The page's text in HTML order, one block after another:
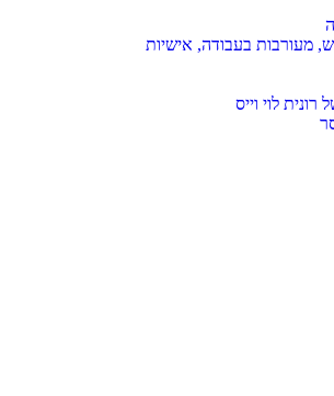
מעורבות בעבודה, אישיות
לוי וייס